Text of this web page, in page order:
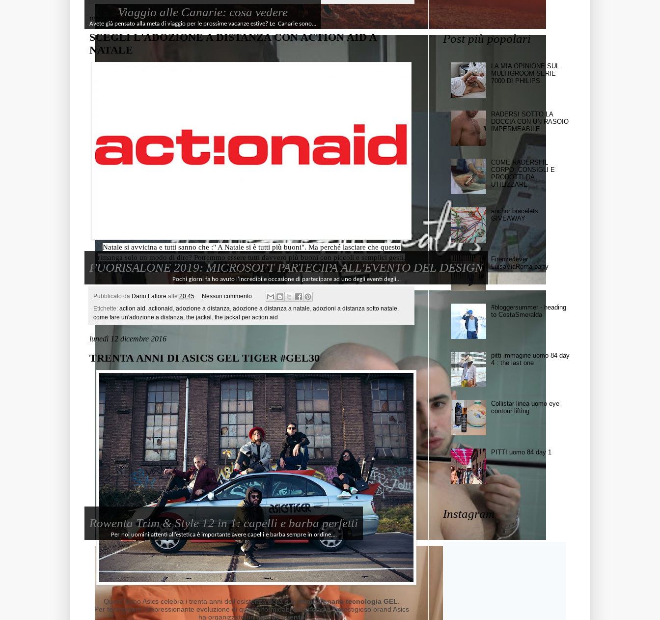
Viaggio alle Canarie: cosa vedere
Avete già pensato alla meta di viaggio per le prossime vacanze estive? Le Canarie sono...
FUORISALONE 2019: MICROSOFT PARTECIPA ALL'EVENTO DEL DESIGN
Pochi giorni fa ho avuto l’incredibile occasione di partecipare ad uno degli eventi degli...
Rowenta Trim & Style 12 in 1: capelli e barba perfetti
Per noi uomini attenti all’estetica è importante avere capelli e barba sempre in ordine,...
mercoledì 14 dicembre 2016
SCEGLI L'ADOZIONE A DISTANZA CON ACTION AID A
NATALE
Natale si avvicina e tutti sanno che :" A Natale si è tutti più buoni". Ma perché lasciare che questo
rimanga solo un modo di dire? Potremmo essere tutti davvero più buoni con piccoli e semplici gesti.
READ MORE »»»
Pubblicato da Dario Fattore alle 20:45
Nessun commento:
Etichette: action aid actionaid adozione a distanza adozione a distanza a natale adozioni a distanza sotto natale
come fare un'adozione a distanza the jackal the jackal per action aid
lunedì 12 dicembre 2016
TRENTA ANNI DI ASICS GEL TIGER #GEL30
Quest’ anno Asics celebra i trenta anni dell’esistenza della suarivoluzionaria tecnologia GEL.
Per festeggiare l’impressionante evoluzione di questa formidabile tecnologia il prestigioso brand Asics
ha organizzato ungrande evento
Post più popolari
LA MIA OPINIONE SUL
MULTIGROOM SERIE
7000 DI PHILIPS
RADERSI SOTTO LA
DOCCIA CON UN RASOIO
IMPERMEABILE
COME RADERSI IL
CORPO: CONSIGLI E
PRODOTTI DA
UTILIZZARE
anchor bracelets
GIVEAWAY
Firenze4ever
LuisaViaRoma party
#bloggersummer - heading
to CostaSmeralda
pitti immagine uomo 84 day
4 : the last one
Collistar linea uomo eye
contour lifting
PITTI uomo 84 day 1
Instagram